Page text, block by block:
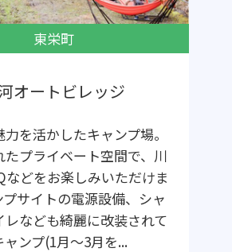
東栄町
オートビレッジ
を活かしたキャンプ場。
たプライベート空間で、川
などをお楽しみいただけま
プサイトの電源設備、シャ
レなども綺麗に改装されて
ャンプ(1月～3月を...